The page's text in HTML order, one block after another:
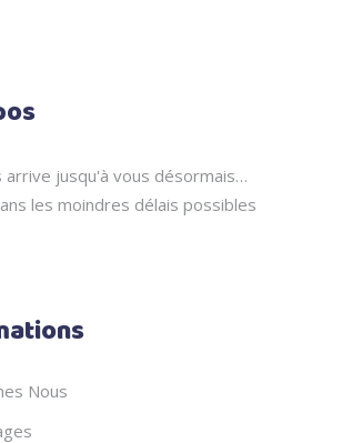
arrive jusqu'à vous désormais…
les moindres délais possibles
Nous